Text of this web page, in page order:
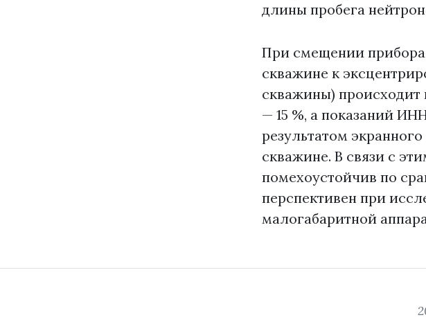
длины пробега
При смещении
скважине к
скважины) происходит
— 15 %, а показаний
результатом
скважине. В связи с
помехоустойчив по
перспективен при
малогабаритной